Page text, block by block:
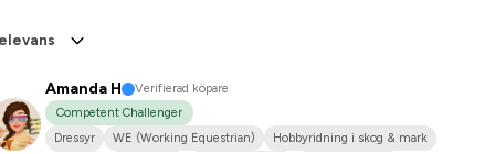
Amanda H
Verifierad köpare
Competent Challenger
Dressyr
WE (Working Equestrian)
Hobbyridning i skog & mark